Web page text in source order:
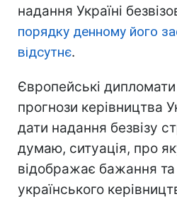
надання Україні
порядку денному його
відсутнє.
Європейські
прогнози керівництва
дати надання безвізу
думаю, ситуація, про
відображає бажання
українського